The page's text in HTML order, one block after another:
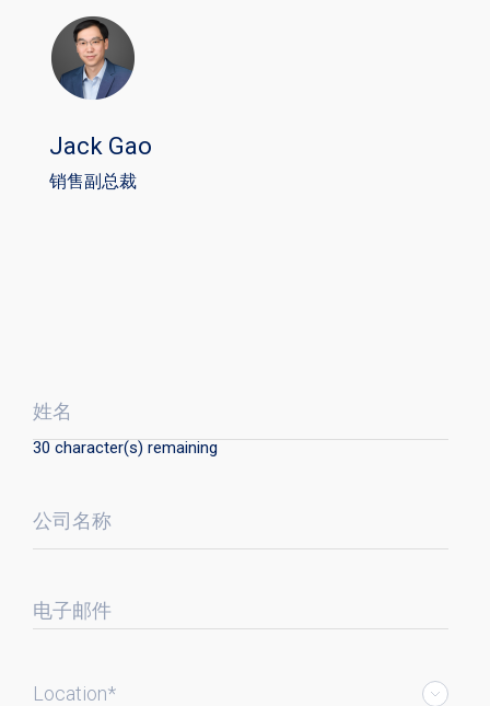
Jack Gao
销售副总裁
姓名
30 character(s) remaining
公司名称
电子邮件
Location*